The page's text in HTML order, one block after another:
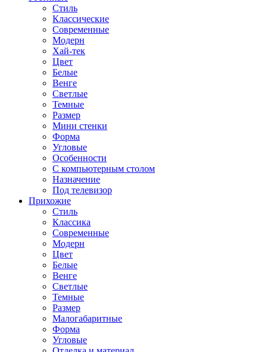
Стиль
Классические
Современные
Модерн
Хай-тек
Цвет
Белые
Венге
Светлые
Темные
Размер
Мини стенки
Форма
Угловые
Особенности
С компьютерным столом
Назначение
Под телевизор
Прихожие
Стиль
Классика
Современные
Модерн
Цвет
Белые
Венге
Светлые
Темные
Размер
Малогабаритные
Форма
Угловые